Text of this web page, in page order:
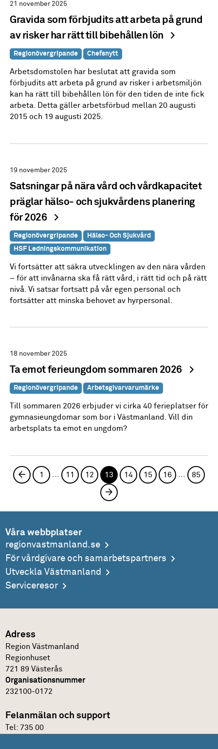
21 november 2025
Gravida som förbjudits att arbeta på grund
av risker har rätt till bibehållen lön
Regionövergripande Chefsnytt
Arbetsdomstolen har beslutat att gravida som
förbjudits att arbeta på grund av risker i arbetsmiljön
kan ha rätt till bibehållen lön för den tiden de inte fick
arbeta. Detta gäller arbetsförbud mellan 20 augusti
2015 och 19 augusti 2025.
19 november 2025
Satsningar på nära vård och vårdkapacitet
präglar hälso- och sjukvårdens planering
för 2026
Regionövergripande
Hälso- Och Sjukvård
HSF Ledningskommunikation
Vi fortsätter att säkra utvecklingen av den nära vården
– för att invånarna ska få rätt vård, i rätt tid och på rätt
nivå. Vi satsar fortsatt på vår egen personal och
fortsätter att minska behovet av hyrpersonal.
18 november 2025
Ta emot ferieungdom sommaren 2026
Regionövergripande Arbetsgivarvarumärke
Till sommaren 2026 erbjuder vi cirka 40 ferieplatser för
gymnasieungdomar som bor i Västmanland. Vill din
arbetsplats ta emot en ungdom?
Föregående sida
1 11 12 13 14 15 16 85
Nästa sida
Våra webbplatser
regionvastmanland.se
För vårdgivare och samarbetspartners
Utveckla Västmanland
Serviceresor
Adress
Region Västmanland
Regionhuset
721 89 Västerås
Organisationsnummer
232100-0172
Felanmälan och support
Tel: 735 00